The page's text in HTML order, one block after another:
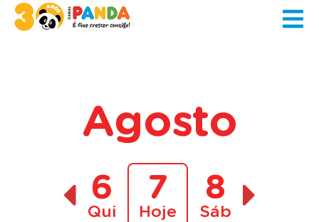
Agosto
6
Qui
7
Hoje
8
Sáb